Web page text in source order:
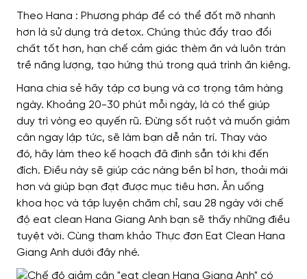
Theo Hana : Phương pháp để có thể đốt mỡ nhanh
hơn là sử dụng trà detox. Chúng thúc đẩy trao đổi
chất tốt hơn, hạn chế cảm giác thèm ăn và luôn tràn
trề năng lượng, tạo hứng thú trong quá trình ăn kiêng.
Hana chia sẻ hãy tập cơ bụng và cơ trọng tâm hàng
ngày. Khoảng 20-30 phút mỗi ngày, là có thể giúp
duy trì vòng eo quyến rũ. Đừng sốt ruột và muốn giảm
cân ngay lập tức, sẽ làm bạn dễ nản trí. Thay vào
đó, hãy làm theo kế hoạch đã định sẵn tới khi đến
đích. Điều này sẽ giúp các nàng bền bỉ hơn, thoải mái
hơn và giúp bạn đạt được mục tiêu hơn. Ăn uống
khoa học và tập luyện chăm chỉ, sau 28 ngày với chế
độ eat clean Hana Giang Anh bạn sẽ thấy những điều
tuyệt vời. Cùng tham khảo Thực đơn Eat Clean Hana
Giang Anh dưới đây nhé.